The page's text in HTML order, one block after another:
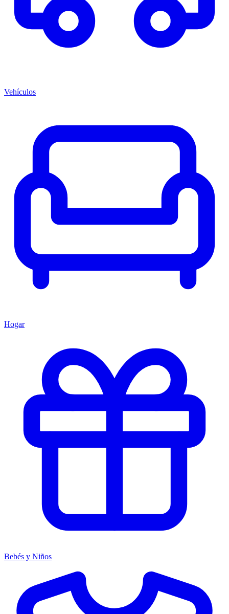
Vehículos
Hogar
Bebés y Niños